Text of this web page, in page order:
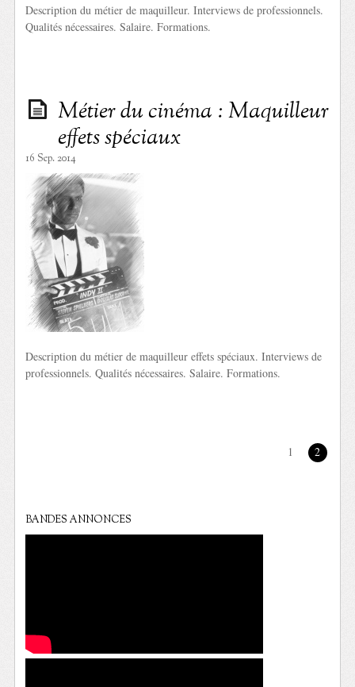
Description du métier de maquilleur. Interviews de professionnels.
Qualités nécessaires. Salaire. Formations.
Métier du cinéma : Maquilleur
effets spéciaux
16 Sep. 2014
Description du métier de maquilleur effets spéciaux. Interviews de
professionnels. Qualités nécessaires. Salaire. Formations.
1 2
BANDES ANNONCES